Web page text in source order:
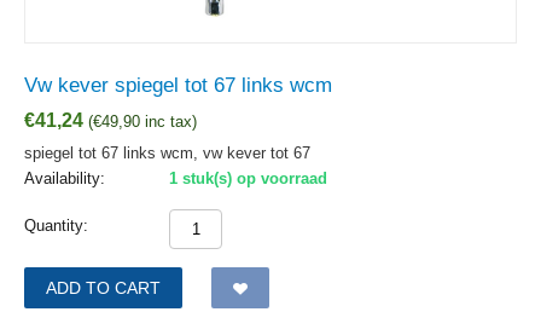
Vw kever spiegel tot 67 links wcm
€41,24 (€49,90 inc tax)
spiegel tot 67 links wcm, vw kever tot 67
Availability:
1 stuk(s) op voorraad
Quantity:
ADD TO CART